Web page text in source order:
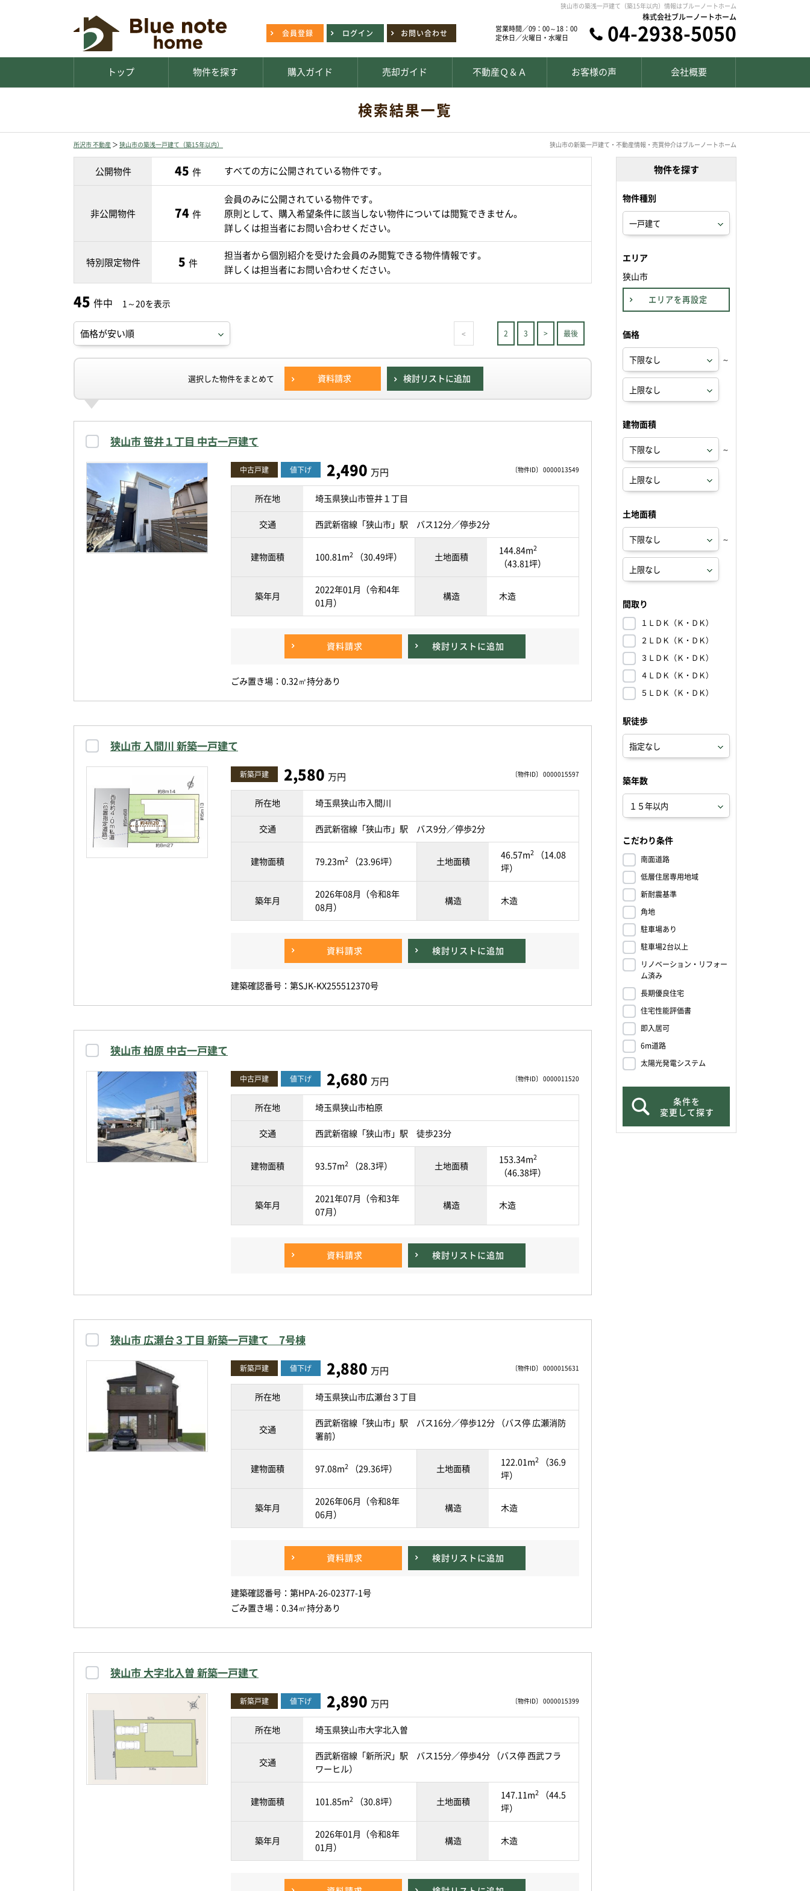
狭山市の築浅一戸建て（築15年以内）情報はブルーノートホーム
会員登録 ログイン お問い合わせ
営業時間／09：00～18：00
定休日／火曜日・水曜日
株式会社ブルーノートホーム
04-2938-5050
トップ 物件を探す 購入ガイド 売却ガイド 不動産Ｑ＆Ａ お客様の声 会社概要
検索結果一覧
所沢市 不動産 ＞ 狭山市の築浅一戸建て（築15年以内） 狭山市の新築一戸建て・不動産情報・売買仲介はブルーノートホーム
公開物件 45 件 すべての方に公開されている物件です。
非公開物件 74 件
会員のみに公開されている物件です。
原則として、購入希望条件に該当しない物件については閲覧できません。
詳しくは担当者にお問い合わせください。
特別限定物件 5 件
担当者から個別紹介を受けた会員のみ閲覧できる物件情報です。
詳しくは担当者にお問い合わせください。
45 件中 1～20を表示
< 2 3 > 最後
選択した物件をまとめて 資料請求 検討リストに追加
狭山市 笹井１丁目 中古一戸建て
〔物件ID〕 0000013549
中古戸建 値下げ 2,490 万円
所在地 埼玉県狭山市笹井１丁目
交通 西武新宿線「狭山市」駅 バス12分／停歩2分
建物面積 100.81m2 （30.49坪） 土地面積
144.84m2
（43.81坪）
築年月
2022年01月（令和4年
01月）
構造 木造
資料請求 検討リストに追加
ごみ置き場：0.32㎡持分あり
狭山市 入間川 新築一戸建て
〔物件ID〕 0000015597
新築戸建 2,580 万円
所在地 埼玉県狭山市入間川
交通 西武新宿線「狭山市」駅 バス9分／停歩2分
建物面積 79.23m2 （23.96坪） 土地面積
46.57m2
（14.08
坪）
築年月
2026年08月（令和8年
08月）
構造 木造
資料請求 検討リストに追加
建築確認番号：第SJK-KX255512370号
狭山市 柏原 中古一戸建て
〔物件ID〕 0000011520
中古戸建 値下げ 2,680 万円
所在地 埼玉県狭山市柏原
交通 西武新宿線「狭山市」駅 徒歩23分
建物面積 93.57m2 （28.3坪） 土地面積
153.34m2
（46.38坪）
築年月
2021年07月（令和3年
07月）
構造 木造
資料請求 検討リストに追加
狭山市 広瀬台３丁目 新築一戸建て 7号棟
〔物件ID〕 0000015631
新築戸建 値下げ 2,880 万円
所在地 埼玉県狭山市広瀬台３丁目
交通
西武新宿線「狭山市」駅 バス16分／停歩12分 （バス停 広瀬消防
署前）
建物面積 97.08m2 （29.36坪） 土地面積
122.01m2
（36.9
坪）
築年月
2026年06月（令和8年
06月）
構造 木造
資料請求 検討リストに追加
建築確認番号：第HPA-26-02377-1号
ごみ置き場：0.34㎡持分あり
狭山市 大字北入曽 新築一戸建て
〔物件ID〕 0000015399
新築戸建 値下げ 2,890 万円
所在地 埼玉県狭山市大字北入曽
交通
西武新宿線「新所沢」駅 バス15分／停歩4分 （バス停 西武フラ
ワーヒル）
建物面積 101.85m2 （30.8坪） 土地面積
147.11m2
（44.5
坪）
築年月
2026年01月（令和8年
01月）
構造 木造
物件を探す
物件種別
エリア
狭山市
エリアを再設定
価格
～
建物面積
～
土地面積
～
間取り
１ＬＤＫ（Ｋ・ＤＫ）
２ＬＤＫ（Ｋ・ＤＫ）
３ＬＤＫ（Ｋ・ＤＫ）
４ＬＤＫ（Ｋ・ＤＫ）
５ＬＤＫ（Ｋ・ＤＫ）
駅徒歩
築年数
こだわり条件
南面道路
低層住居専用地域
新耐震基準
角地
駐車場あり
駐車場2台以上
リノベーション・リフォー
ム済み
長期優良住宅
住宅性能評価書
即入居可
6m道路
太陽光発電システム
条件を
変更して探す